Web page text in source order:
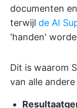
documenten
terwijl de AI
'handen'
Dit is waarom
van alle